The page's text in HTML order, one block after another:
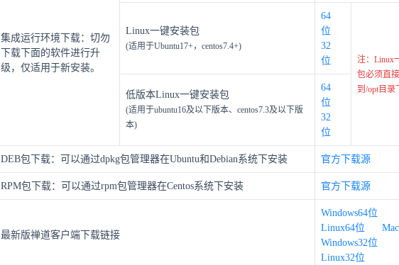
集成运行环境下载：切勿
下载下面的软件进行升
级，仅适用于新安装。
Linux一键安装包
(适用于Ubuntu17+，centos7.4+)
64
位
32
位
注：Linux
包必须直
到/opt目录
低版本Linux一键安装包
(适用于ubuntu16及以下版本、centos7.3及以下版
本)
64
位
32
位
DEB包下载：可以通过dpkg包管理器在Ubuntu和Debian系统下安装 官方下载源
RPM包下载：可以通过rpm包管理器在Centos系统下安装 官方下载源
最新版禅道客户端下载链接
Windows64位
Linux64位
Mac
Windows32位
Linux32位